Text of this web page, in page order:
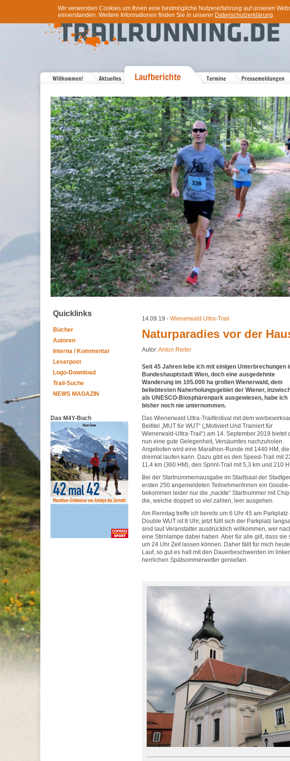
Wir verwenden Cookies um Ihnen eine bestmögliche Nutzererfahrung auf unseren
einverstanden. Weitere Informationen finden Sie in unserer Datenschutzerklärung.
Quicklinks
Bücher
Autoren
Interna / Kommentar
Leserpost
Logo-Download
Trail-Suche
NEWS MAGAZIN
Das M4Y-Buch
14.09.19 - Wienerwald Ultra-Trail
Naturparadies vor der
Autor:Anton Reiter
Seit 45 Jahren lebe ich mit einigen Unterbrechungen
Bundeshauptstadt Wien, doch eine ausgedehnte
Wanderung im 105.000 ha großen Wienerwald, dem
beliebtesten Naherholungsgebiet der Wiener,
als UNESCO-Biosphärenpark ausgewiesen, habe ich
bisher noch nie unternommen.
Das Wienerwald Ultra-Trailfestival mit dem
Beititel „MUT für WUT“ („Motiviert Und Trainiert für
Wienerwald-Ultra-Trail“) am 14. September 2019 bietet
nun eine gute Gelegenheit, Versäumtes nachzuholen.
Angeboten wird eine Marathon-Runde mit 1440 HM,
dreimal laufen kann. Dazu gibt es den Speed-Trail mit
11,4 km (360 HM), den Sprint-Trail mit 5,3 km und 210
Bei der Startnummernausgabe im Stadtsaal der
ersten 250 angemeldeten Teilnehmer/innen ein
bekommen leider nur die „nackte“ Startnummer mit
die, welche doppelt so viel zahlen, leer ausgehen.
Am Renntag treffe ich bereits um 6 Uhr 45 am
Double WUT ist 8 Uhr, jetzt füllt sich der Parkplatz
sind laut Veranstalter ausdrücklich willkommen, wer
eine Stirnlampe dabei haben. Aber für alle gilt, dass sie
um 24 Uhr Zeit lassen können. Daher fällt für mich
Lauf, so gut es halt mit den Dauerbeschwerden im
herrlichen Spätsommerwetter genießen.